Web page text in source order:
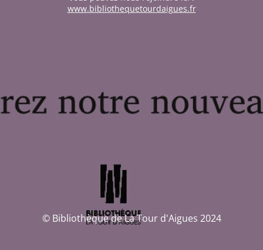
www.bibliothequetourdaigues.fr
© Bibliothèque de La Tour d'Aigues 2024